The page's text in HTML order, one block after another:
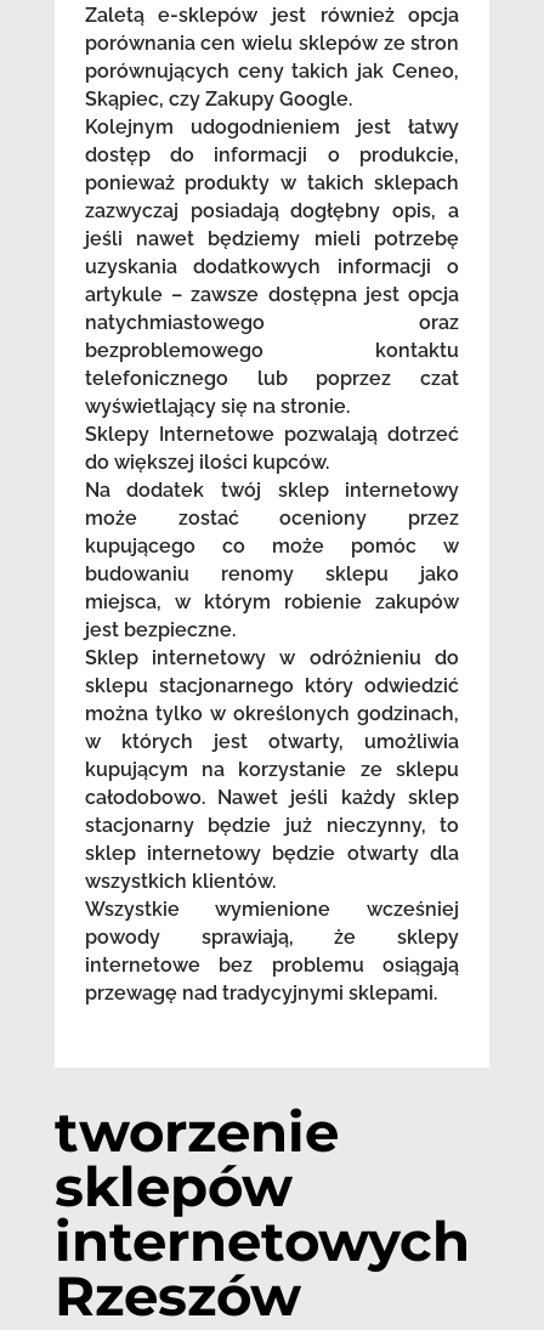
Zaletą e-sklepów jest również opcja
porównania cen wielu sklepów ze stron
porównujących ceny takich jak Ceneo,
Skąpiec, czy Zakupy Google.
Kolejnym udogodnieniem jest łatwy
dostęp do informacji o produkcie,
ponieważ produkty w takich sklepach
zazwyczaj posiadają dogłębny opis, a
jeśli nawet będziemy mieli potrzebę
uzyskania dodatkowych informacji o
artykule – zawsze dostępna jest opcja
natychmiastowego oraz
bezproblemowego kontaktu
telefonicznego lub poprzez czat
wyświetlający się na stronie.
Sklepy Internetowe pozwalają dotrzeć
do większej ilości kupców.
Na dodatek twój sklep internetowy
może zostać oceniony przez
kupującego co może pomóc w
budowaniu renomy sklepu jako
miejsca, w którym robienie zakupów
jest bezpieczne.
Sklep internetowy w odróżnieniu do
sklepu stacjonarnego który odwiedzić
można tylko w określonych godzinach,
w których jest otwarty, umożliwia
kupującym na korzystanie ze sklepu
całodobowo. Nawet jeśli każdy sklep
stacjonarny będzie już nieczynny, to
sklep internetowy będzie otwarty dla
wszystkich klientów.
Wszystkie wymienione wcześniej
powody sprawiają, że sklepy
internetowe bez problemu osiągają
przewagę nad tradycyjnymi sklepami.
tworzenie
sklepów
internetowych
Rzeszów